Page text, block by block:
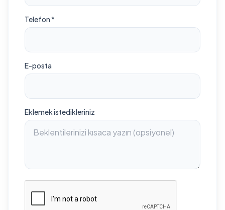
Telefon *
E-posta
Eklemek istedikleriniz